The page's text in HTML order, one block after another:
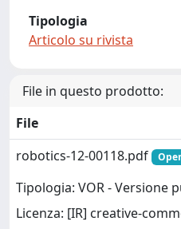
Tipologia
Articolo su rivista
File in questo prodotto:
File
robotics-12-00118.pdf
Tipologia: VOR - Versione
Licenza: [IR] creative-